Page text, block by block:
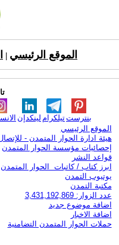
الموقع الرئيسي
لينكدإن تيلكرامبنترست
الموقع الرئيسي
هيئة ادارة الحوار المتمدن -
إحصائيات مؤسسة الحوار المتمدن
قواعد النشر
ابرز كتاب / كاتبات الحوار المتمدن
يوتيوب التمدن
مكتبة التمدن
عدد الزوار: 3,431,192,869
اضافة موضوع جديد
اضافة الاخبار
حملات الحوار المتمدن التضامنية